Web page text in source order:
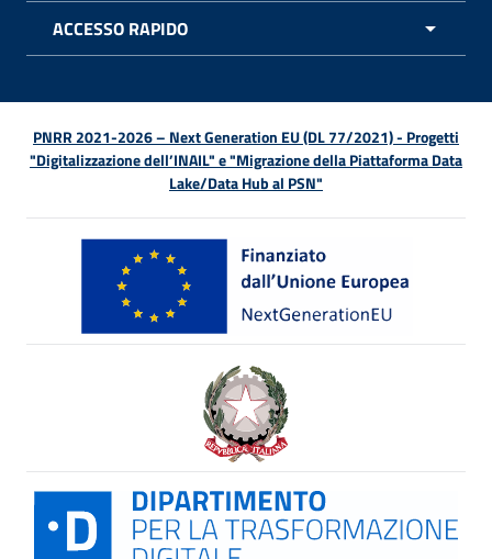
ACCESSO RAPIDO
PNRR 2021-2026 – Next Generation EU (DL 77/2021) - Progetti
"Digitalizzazione dell’INAIL" e "Migrazione della Piattaforma Data
Lake/Data Hub al PSN"